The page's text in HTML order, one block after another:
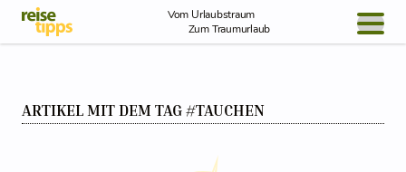
Skip to Content
Vom Urlaubstraum
Zum Traumurlaub
NEWS
ARTIKEL MIT DEM TAG #TAUCHEN